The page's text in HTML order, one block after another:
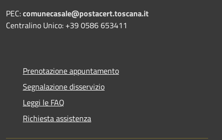
PEC:comunecasale@postacert.toscana.it
Centralino Unico: +39 0586 653411
Prenotazione appuntamento
Segnalazione disservizio
Leggi le FAQ
Richiesta assistenza